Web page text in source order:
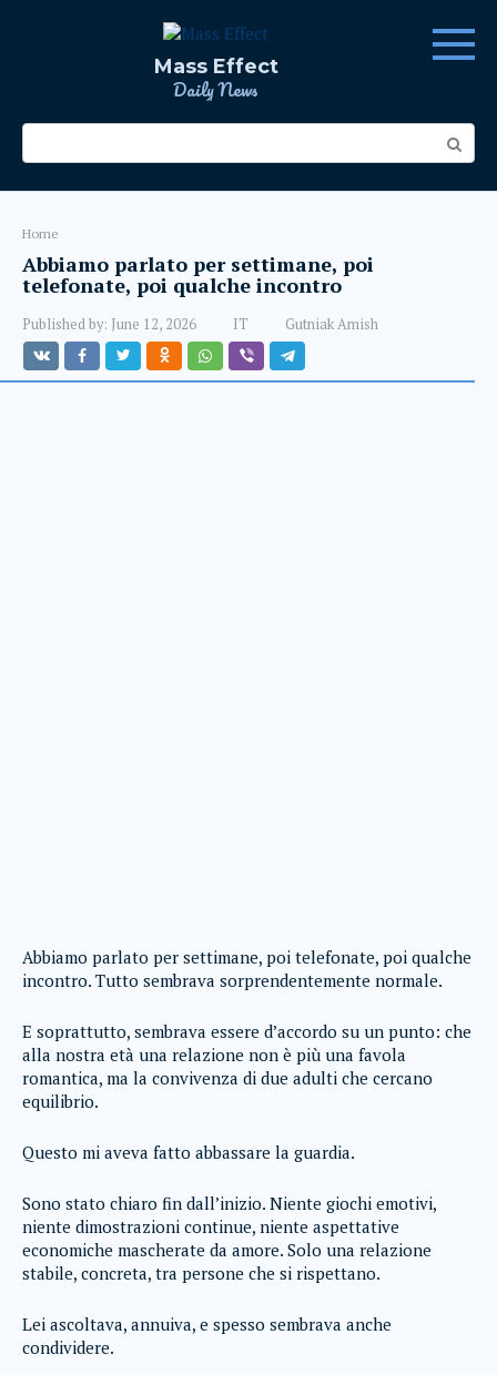
Mass Effect
Daily News
Search:
Home
Abbiamo parlato per settimane, poi
telefonate, poi qualche incontro
Published by: June 12, 2026 IT Gutniak Amish
Abbiamo parlato per settimane, poi telefonate, poi qualche
incontro. Tutto sembrava sorprendentemente normale.
E soprattutto, sembrava essere d’accordo su un punto: che
alla nostra età una relazione non è più una favola
romantica, ma la convivenza di due adulti che cercano
equilibrio.
Questo mi aveva fatto abbassare la guardia.
Sono stato chiaro fin dall’inizio. Niente giochi emotivi,
niente dimostrazioni continue, niente aspettative
economiche mascherate da amore. Solo una relazione
stabile, concreta, tra persone che si rispettano.
Lei ascoltava, annuiva, e spesso sembrava anche
condividere.